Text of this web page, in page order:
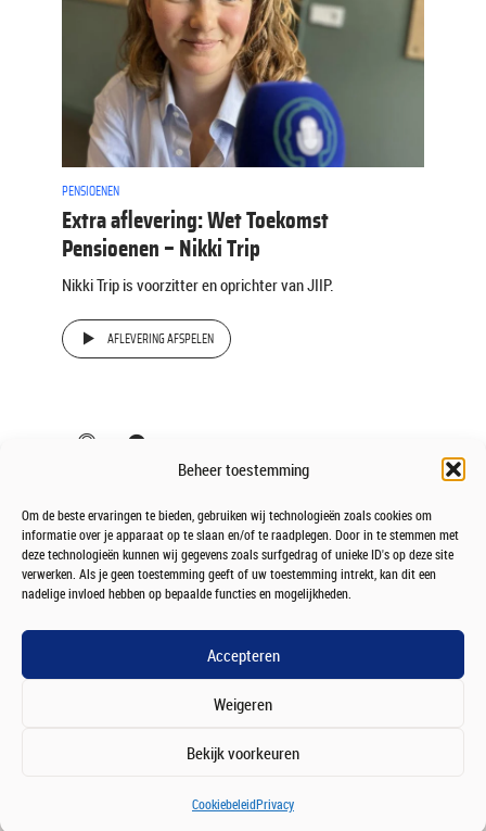
Beheer toestemming
Om de beste ervaringen te bieden, gebruiken wij technologieën zoals cookies om
informatie over je apparaat op te slaan en/of te raadplegen. Door in te stemmen met
deze technologieën kunnen wij gegevens zoals surfgedrag of unieke ID's op deze site
verwerken. Als je geen toestemming geeft of uw toestemming intrekt, kan dit een
nadelige invloed hebben op bepaalde functies en mogelijkheden.
Accepteren
Weigeren
Bekijk voorkeuren
CookiebeleidPrivacy
PENSIOENEN
Extra aflevering: Wet Toekomst
Pensioenen – Nikki Trip
Nikki Trip is voorzitter en oprichter van JIIP.
AFLEVERING AFSPELEN
Algemene voorwaarden|Privacy policy